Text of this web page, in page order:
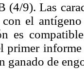
(4/9). Las
el
es
primer
ganado de